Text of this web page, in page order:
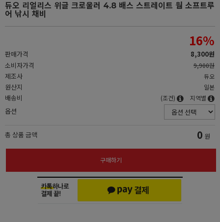
듀오 리얼리스 위글 크로울러 4.8 배스 스트레이트 웜 소프트루
어 낚시 채비
판매가격
16%
8,300원
소비자가격
9,900원
제조사 듀오
원산지 일본
배송비 (조건) 지역별
옵션
총 상품 금액 0 원
구매하기